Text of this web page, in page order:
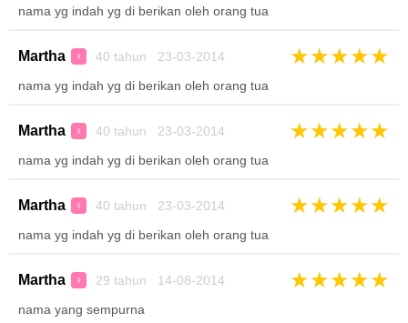
nama yg indah yg di berikan oleh orang tua
Martha ♀ 40 tahun 23-03-2014 ★★★★★
nama yg indah yg di berikan oleh orang tua
Martha ♀ 40 tahun 23-03-2014 ★★★★★
nama yg indah yg di berikan oleh orang tua
Martha ♀ 40 tahun 23-03-2014 ★★★★★
nama yg indah yg di berikan oleh orang tua
Martha ♀ 29 tahun 14-08-2014 ★★★★★
nama yang sempurna